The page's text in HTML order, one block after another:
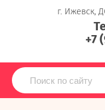
г. Ижевск,
+7